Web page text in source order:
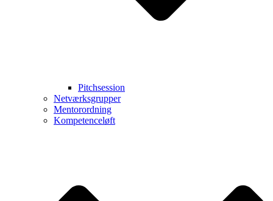
Pitchsession
Netværksgrupper
Mentorordning
Kompetenceløft